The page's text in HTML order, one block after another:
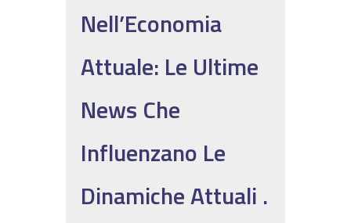
ALL STATES
CAR RENTAL SERVICES
TOP BRANDS
CONTACT
Nell’Economia
Attuale: Le Ultime
News Che
Influenzano Le
Dinamiche Attuali .